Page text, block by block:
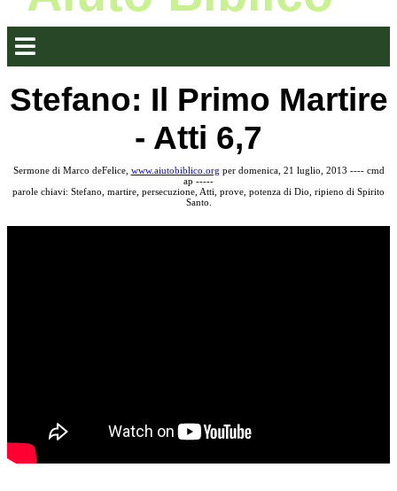
Stefano: Il Primo Martire
- Atti 6,7
Sermone di Marco deFelice, www.aiutobiblico.org per domenica, 21 luglio, 2013 ---- cmd
ap -----
parole chiavi: Stefano, martire, persecuzione, Atti, prove, potenza di Dio, ripieno di Spirito
Santo.